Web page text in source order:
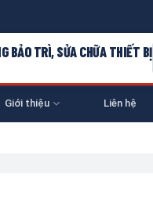
BẢO TRÌ, SỬA CHỮA THIẾT BỊ
Giới thiệu Liên hệ